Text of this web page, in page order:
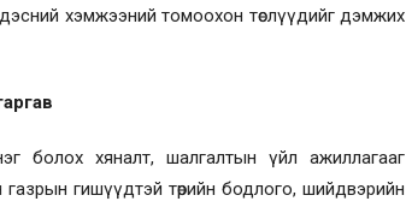
хэмжээний томоохон төслүүдийг дэмжих
болох хяналт, шалгалтын үйл ажиллагааг
гишүүдтэй төрийн бодлого, шийдвэрийн